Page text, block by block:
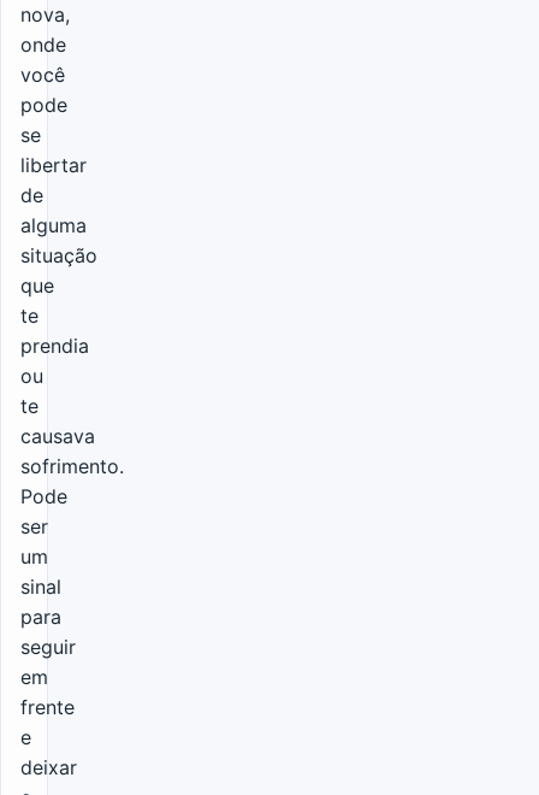
nova,
onde
você
pode
se
libertar
de
alguma
situação
que
te
prendia
ou
te
causava
sofrimento.
Pode
ser
um
sinal
para
seguir
em
frente
e
deixar